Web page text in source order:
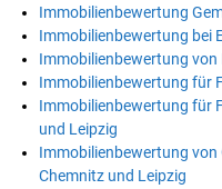
Immobilienbewertung
Immobilienbewertung bei
Immobilienbewertung von
Immobilienbewertung für
Immobilienbewertung für
und Leipzig
Immobilienbewertung von
Chemnitz und Leipzig